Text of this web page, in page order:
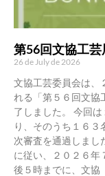
第56回文協工
26 de July de 2026
文協工芸委員会は、
れる「第５６回文協
了しました。 今回
り、そのうち１６
次審査を通過しまし
に従い、２０２６年
後５時までに、文協